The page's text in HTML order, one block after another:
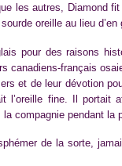
les autres, Diamond
oreille au lieu d’en
pour des raisons
français
et de leur dévotion
l’oreille fine. Il portait
compagnie pendant la
de la sorte,